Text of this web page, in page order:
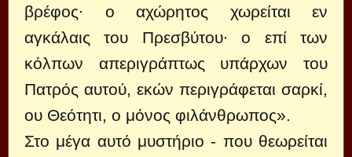
βρέφος∙ ο αχώρητος χωρείται εν
αγκάλαις του Πρεσβύτου∙ ο επί των
κόλπων απεριγράπτως υπάρχων του
Πατρός αυτού, εκών περιγράφεται σαρκί,
ου Θεότητι, ο μόνος φιλάνθρωπος».
Στο μέγα αυτό μυστήριο - που θεωρείται